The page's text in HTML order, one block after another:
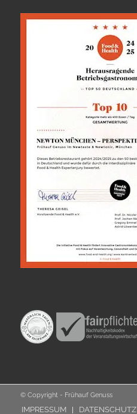
© Copyright - Frühauf Genuss
IMPRESSUM DATENSCHUTZ